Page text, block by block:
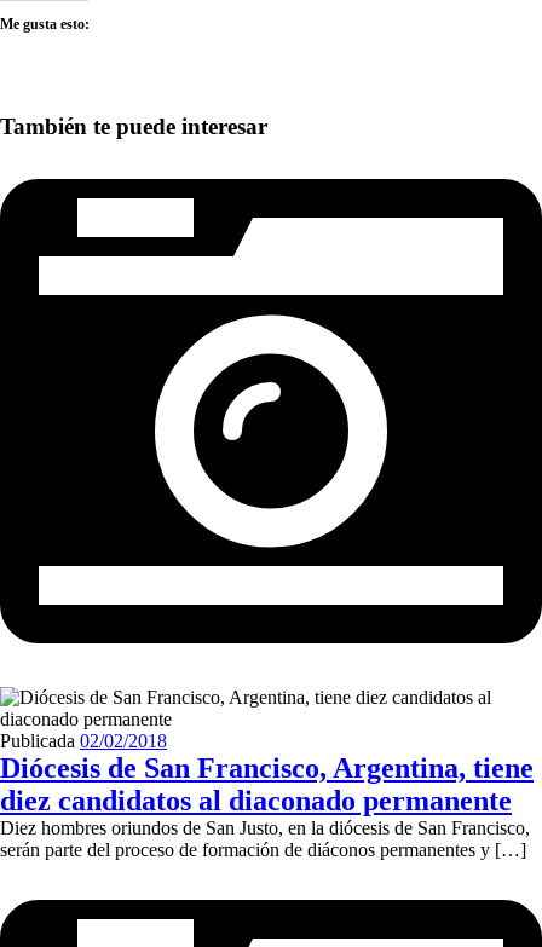
Me gusta esto:
También te puede interesar
Publicada 02/02/2018
Diócesis de San Francisco, Argentina, tiene
diez candidatos al diaconado permanente
Diez hombres oriundos de San Justo, en la diócesis de San Francisco,
serán parte del proceso de formación de diáconos permanentes y […]